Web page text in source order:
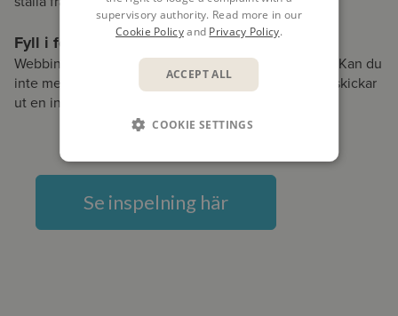
Fyll i formuläret för att anmäla dig!
Webbinaret är kostnadsfritt och varar i cirka 1 timme. Kan du
inte medverka live detta datum? Anmäl dig ändå, vi skickar
ut en inspelning av webbinariet efteråt.
Se inspelning här
supervisory authority. Read more in our
Cookie Policyand Privacy Policy.
ACCEPT ALL
COOKIE SETTINGS